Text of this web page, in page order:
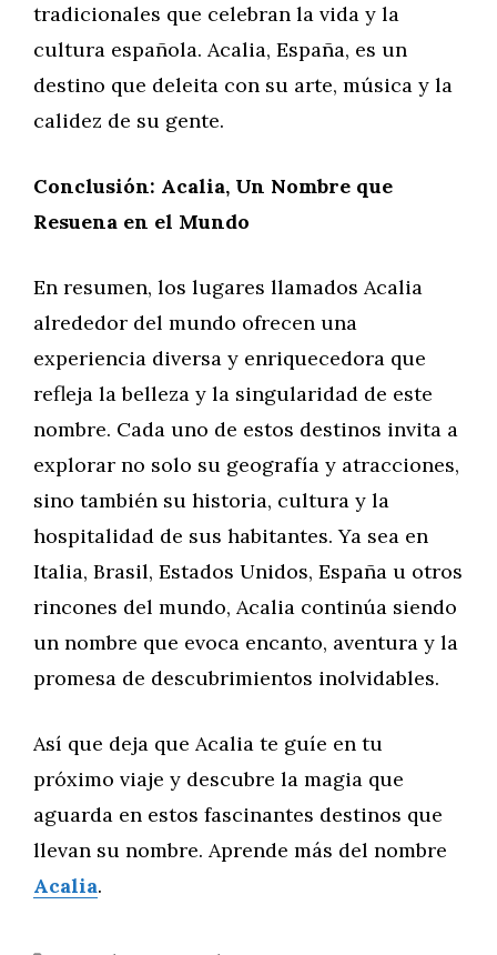
tradicionales que celebran la vida y la
cultura española. Acalia, España, es un
destino que deleita con su arte, música y la
calidez de su gente.
Conclusión: Acalia, Un Nombre que
Resuena en el Mundo
En resumen, los lugares llamados Acalia
alrededor del mundo ofrecen una
experiencia diversa y enriquecedora que
refleja la belleza y la singularidad de este
nombre. Cada uno de estos destinos invita a
explorar no solo su geografía y atracciones,
sino también su historia, cultura y la
hospitalidad de sus habitantes. Ya sea en
Italia, Brasil, Estados Unidos, España u otros
rincones del mundo, Acalia continúa siendo
un nombre que evoca encanto, aventura y la
promesa de descubrimientos inolvidables.
Así que deja que Acalia te guíe en tu
próximo viaje y descubre la magia que
aguarda en estos fascinantes destinos que
llevan su nombre. Aprende más del nombre
Acalia.